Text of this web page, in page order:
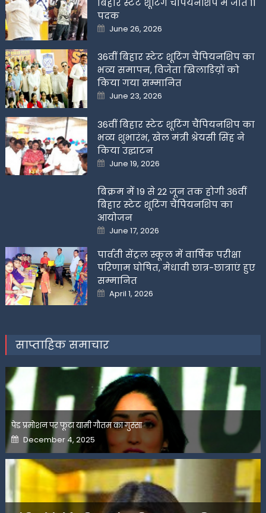
बिहार स्टेट शूटिंग चैंपियनशिप में जीते 11
पदक
Posted
on
June 26, 2026
36वीं बिहार स्टेट शूटिंग चैंपियनशिप का
भव्य समापन, विजेता खिलाडिय़ों को
किया गया सम्मानित
Posted
on
June 23, 2026
36वीं बिहार स्टेट शूटिंग चैंपियनशिप का
भव्य शुभारंभ, खेल मंत्री श्रेयसी सिंह ने
किया उद्घाटन
Posted
on
June 19, 2026
बिक्रम में 19 से 22 जून तक होगी 36वीं
बिहार स्टेट शूटिंग चैंपियनशिप का
आयोजन
Posted
on
June 17, 2026
पार्वती सेंट्रल स्कूल में वार्षिक परीक्षा
परिणाम घोषित, मेधावी छात्र-छात्राएं हुए
सम्मानित
Posted
on
April 1, 2026
साप्ताहिक समाचार
पेड प्रमोशन पर फूटा यामी गौतम का गुस्सा
Posted
on
December 4, 2025